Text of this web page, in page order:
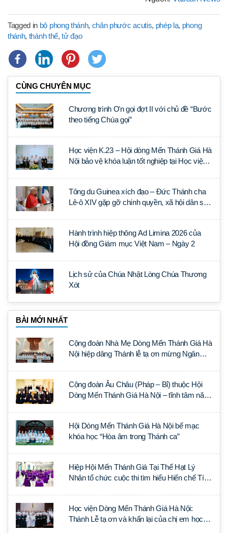
Tagged in bộ phong thánh, chân phước acutis, phép lạ, phong
thánh, thánh thể,tử đạo
CÙNG CHUYÊN MỤC
Chương trình Ơn gọi đợt II với chủ đề “Bước
theo tiếng Chúa gọi”
Học viện K.23 – Hội dòng Mến Thánh Giá Hà
Nội bảo vệ khóa luận tốt nghiệp tại Học viện
Tông du Guinea xích đạo – Đức Thánh cha
Lê-ô XIV gặp gỡ chính quyền, xã hội dân sự
Hành trình hiệp thông Ad Limina 2026 của
Hội đồng Giám mục Việt Nam – Ngày 2
Lịch sử của Chúa Nhật Lòng Chúa Thương
Xót
BÀI MỚI NHẤT
Cộng đoàn Nhà Mẹ Dòng Mến Thánh Giá Hà
Nội hiệp dâng Thánh lễ tạ ơn mừng Ngân
Cộng đoàn Âu Châu (Pháp – Bỉ) thuộc Hội
Dòng Mến Thánh Giá Hà Nội – tĩnh tâm năm
Hội Dòng Mến Thánh Giá Hà Nội bế mạc
khóa học “Hòa âm trong Thánh ca”
Hiệp Hội Mến Thánh Giá Tại Thế Hạt Lý
Nhân tổ chức cuộc thi tìm hiểu Hiến chế Tín
Học viện Dòng Mến Thánh Giá Hà Nội:
Thánh Lễ tạ ơn và khấn lại của chị em học